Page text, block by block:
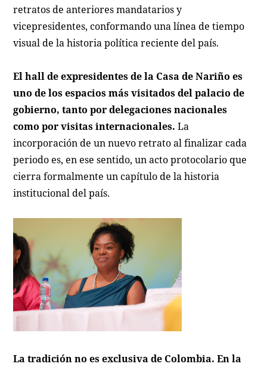
retratos de anteriores mandatarios y
vicepresidentes, conformando una línea de tiempo
visual de la historia política reciente del país.
El hall de expresidentes de la Casa de Nariño es
uno de los espacios más visitados del palacio de
gobierno, tanto por delegaciones nacionales
como por visitas internacionales. La
incorporación de un nuevo retrato al finalizar cada
periodo es, en ese sentido, un acto protocolario que
cierra formalmente un capítulo de la historia
institucional del país.
La tradición no es exclusiva de Colombia. En la